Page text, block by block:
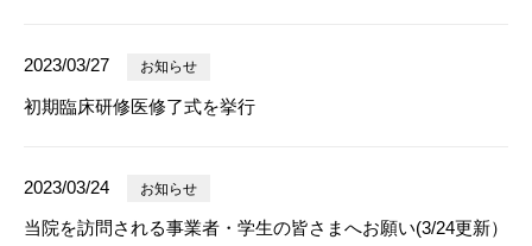
2023/03/27 お知らせ
初期臨床研修医修了式を挙行
2023/03/24 お知らせ
当院を訪問される事業者・学生の皆さまへお願い(3/24更新）